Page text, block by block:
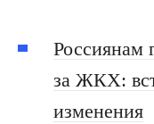
Россиянам
за ЖКХ:
изменения